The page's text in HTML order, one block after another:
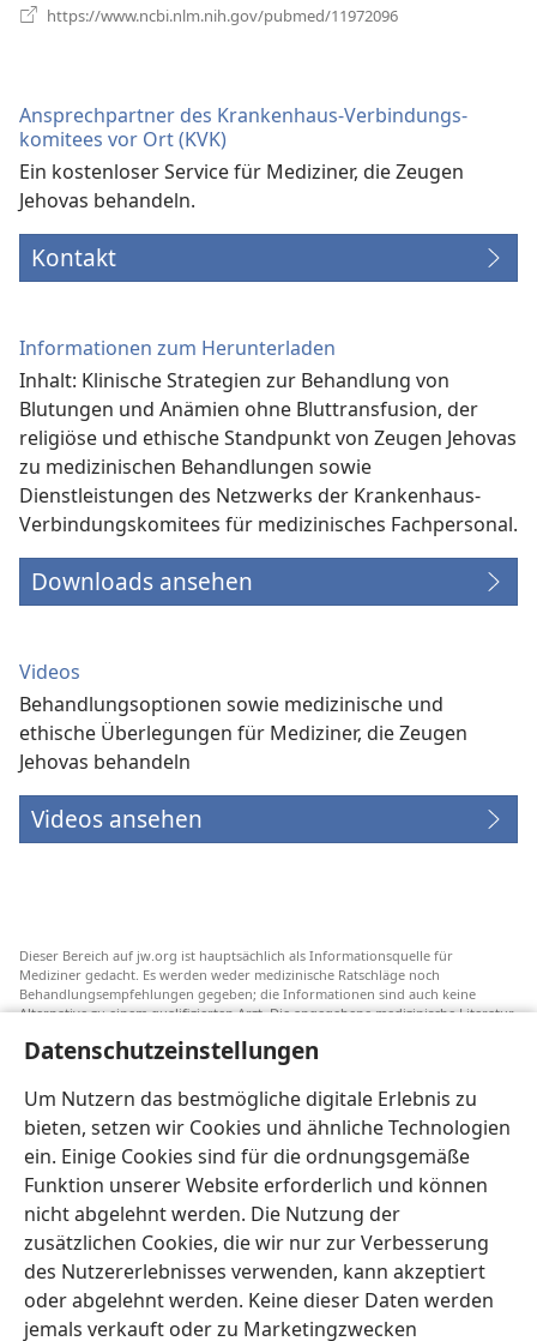
Datenschutzeinstellungen
Um Nutzern das bestmögliche digitale Erlebnis zu
bieten, setzen wir Cookies und ähnliche Technologien
ein. Einige Cookies sind für die ordnungsgemäße
Funktion unserer Website erforderlich und können
nicht abgelehnt werden. Die Nutzung der
zusätzlichen Cookies, die wir nur zur Verbesserung
des Nutzererlebnisses verwenden, kann akzeptiert
oder abgelehnt werden. Keine dieser Daten werden
jemals verkauft oder zu Marketingzwecken
https://www.ncbi.nlm.nih.gov/pubmed/11972096
Ansprechpartner des Krankenhaus-Verbindungs­
komitees vor Ort (KVK)
Ein kostenloser Service für Mediziner, die Zeugen
Jehovas behandeln.
Kontakt
Informationen zum Herunterladen
Inhalt: Klinische Strategien zur Behandlung von
Blutungen und Anämien ohne Bluttransfusion, der
religiöse und ethische Standpunkt von Zeugen Jehovas
zu medizinischen Behandlungen sowie
Dienstleistungen des Netzwerks der Krankenhaus-
Verbindungs­komitees für medizinisches Fachpersonal.
Downloads ansehen
Videos
Behandlungsoptionen sowie medizinische und
ethische Überlegungen für Mediziner, die Zeugen
Jehovas behandeln
Videos ansehen
Dieser Bereich auf jw.org ist hauptsächlich als Informationsquelle für
Mediziner gedacht. Es werden weder medizinische Ratschläge noch
Behandlungsempfehlungen gegeben; die Informationen sind auch keine
Alternative zu einem qualifizierten Arzt. Die angegebene medizinische Literatur
Transfusionsalternativen hin, die in Erwägung gezogen werden können. Jeder
Mediziner steht selbst in der Pflicht, seinen Informationsstand aktuell zu
halten, verschiedene Behandlungsmethoden abzuwägen und Patienten dabei
zu helfen, eine Behandlung entsprechend ihrer Gesundheit und gemäß ihren
Wünschen, Vorstellungen und Überzeugungen zu wählen. Nicht alle
aufgeführten Strategien sind für alle Patienten angemessen und akzeptabel.
An Patienten: Wenden Sie sich in Gesundheitsfragen immer an einen Arzt.
Die Nutzung dieser Website unterliegt denNutzungsbedingungen
Erscheinungsbild-Einstellungen